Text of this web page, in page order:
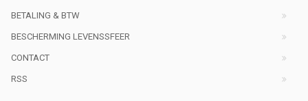
BETALING & BTW
BESCHERMING LEVENSSFEER
CONTACT
RSS